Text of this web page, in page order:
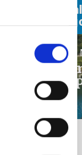
fino
28
info